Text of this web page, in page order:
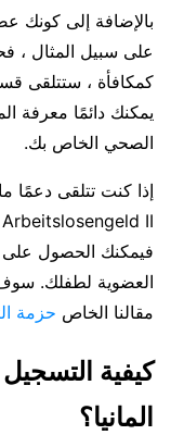
بالإضافة إلى كونك
على سبيل المثال ،
كمكافأة ، ستتلقى
يمكنك دائمًا معرفة
الصحي الخاص بك.
إذا كنت تتلقى دعمًا
العضوية لطفلك.
مقالنا الخاص حزمة
كيفية
المانيا؟